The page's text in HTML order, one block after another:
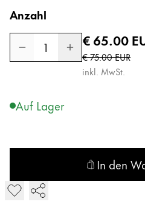
Kreatives Schreiben
LAMY Stories
Corporate Culture
Qualität
Verantwortung
English
Singapore
English
Thailand
Cambodia
Anzahl
1
Regulärer
€ 65.00
Reduzierter
€ 75.00EUR
inkl. MwSt.
Auf Lager
In den
LAMY studio Tintenroller in